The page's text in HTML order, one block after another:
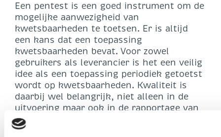
Een pentest is een goed instrument om de
mogelijke aanwezigheid van
kwetsbaarheden te toetsen. Er is altijd
een kans dat een toepassing
kwetsbaarheden bevat. Voor zowel
gebruikers als leverancier is het een veilig
idee als een toepassing periodiek getoetst
wordt op kwetsbaarheden. Kwaliteit is
daarbij wel belangrijk, niet alleen in de
uitvoering maar ook in de rapportage van
de bevindingen. Deze moeten zowel voor
een technisch als niet technisch iemand